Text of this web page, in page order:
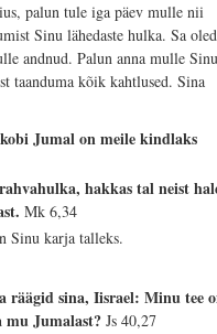
palun tule iga päev mulle nii
Sinu lähedaste hulka. Sa
andnud. Palun anna mulle Sinu
taanduma kõik kahtlused. Sina
Jumal on meile kindlaks
hakkas tal neist
Mk 6,34
Sinu karja talleks.
räägid sina, Iisrael: Minu tee
mu Jumalast?Js 40,27